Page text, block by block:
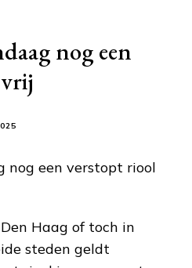
nog een
Haag of toch in
steden geldt